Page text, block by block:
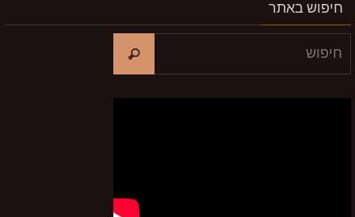
חיפוש באתר